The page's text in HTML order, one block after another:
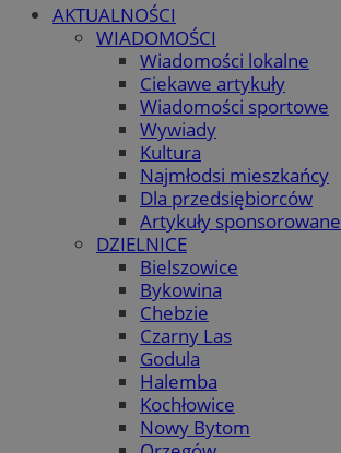
AKTUALNOŚCI
WIADOMOŚCI
Wiadomości lokalne
Ciekawe artykuły
Wiadomości sportowe
Wywiady
Kultura
Najmłodsi mieszkańcy
Dla przedsiębiorców
Artykuły sponsorowane
DZIELNICE
Bielszowice
Bykowina
Chebzie
Czarny Las
Godula
Halemba
Kochłowice
Nowy Bytom